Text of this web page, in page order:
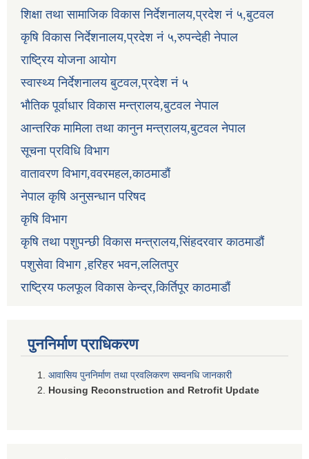
शिक्षा तथा सामाजिक विकास निर्देशनालय,प्रदेश नं ५,बुटवल
कृषि विकास निर्देशनालय,प्रदेश नं ५,रुपन्देही नेपाल
राष्ट्रिय योजना आयोग
स्वास्थ्य निर्देशनालय बुटवल,प्रदेश नं ५
भौतिक पूर्वाधार विकास मन्त्रालय,बुटवल नेपाल
आन्तरिक मामिला तथा कानुन मन्त्रालय,बुटवल नेपाल
सूचना प्रविधि विभाग
वातावरण विभाग,ववरमहल,काठमाडौं
नेपाल कृषि अनुसन्धान परिषद
कृषि विभाग
कृषि तथा पशुपन्छी विकास मन्त्रालय,सिंहदरवार काठमाडौं
पशुसेवा विभाग ,हरिहर भवन,ललितपुर
राष्ट्रिय फलफूल विकास केन्द्र,किर्तिपूर काठमाडौं
पुननिर्माण प्राधिकरण
आवासिय पुननिर्माण तथा प्रवलिकरण सम्वनधि जानकारी
Housing Reconstruction and Retrofit Update